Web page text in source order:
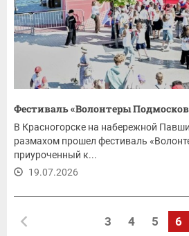
Фестиваль «Волонтеры
В Красногорске на набережной
размахом прошел фестиваль
приуроченный к...
19.07.2026
3 4 5 6